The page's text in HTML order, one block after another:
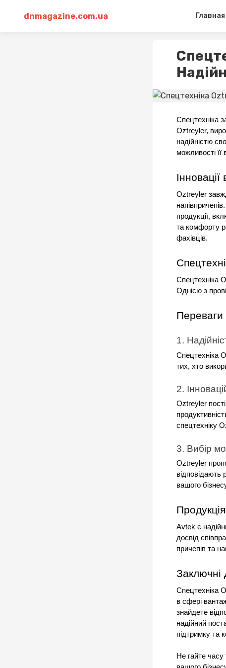
dnmagazine.com.ua Главная
Спецтехніка
Oztreyler,
надійністю
можливості її
Oztreyler
продукції,
та комфорту
фахівців.
Спецтехніка
Однією з
Переваги
1.
Спецтехніка
тих, хто
2.
Oztreyler
спецтехніку
3. Вибір
Oztreyler
вашого
Avtek є
досвід
причепів та
Заключні
Спецтехніка
в сфері
знайдете
надійний
підтримку та
Не гайте